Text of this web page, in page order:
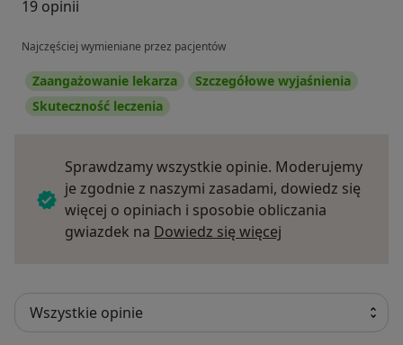
19 opinii
Najczęściej wymieniane przez pacjentów
Zaangażowanie lekarza
Szczegółowe wyjaśnienia
Skuteczność leczenia
Sprawdzamy wszystkie opinie. Moderujemy
je zgodnie z naszymi zasadami, dowiedz się
więcej o opiniach i sposobie obliczania
gwiazdek na Dowiedz się więcej